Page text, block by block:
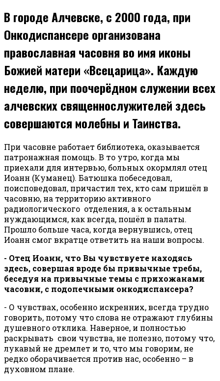
В городе Алчевске, с 2000 года, при
Онкодиспансере организована
православная часовня во имя иконы
Божией матери «Всецарица». Каждую
неделю, при поочерёдном служении всех
алчевских священнослужителей здесь
совершаются молебны и Таинства.
При часовне работает библиотека, оказывается
патронажная помощь. В то утро, когда мы
приехали для интервью, больных окормлял отец
Иоанн (Куманец). Батюшка побеседовал,
поисповедовал, причастил тех, кто сам пришёл в
часовню, на территорию активного
радиологического отделения, а к остальным
нуждающимся, как всегда, пошёл в палаты.
Прошло больше часа, когда вернувшись, отец
Иоанн смог вкратце ответить на наши вопросы.
- Отец Иоанн, что Вы чувствуете находясь
здесь, совершая вроде бы привычные требы,
беседуя на привычные темы с прихожанами
часовни, с подопечными онкодиспансера?
- О чувствах, особенно искренних, всегда трудно
говорить, потому что слова не отражают глубины
душевного отклика. Наверное, и полностью
раскрывать свои чувства, не полезно, потому что,
лукавый не дремлет и то, что мы говорим, не
редко оборачивается против нас, особенно – в
духовном плане.